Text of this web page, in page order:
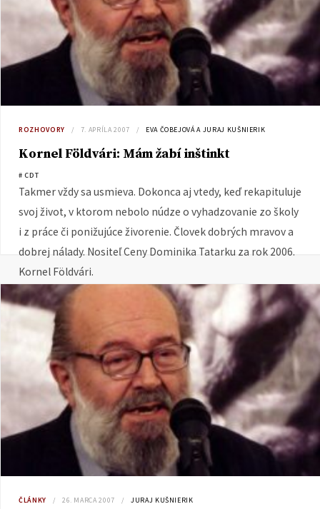
ROZHOVORY 7. APRÍLA 2007 EVA ČOBEJOVÁ A JURAJ KUŠNIERIK
Kornel Földvári: Mám žabí inštinkt
# CDT
Takmer vždy sa usmieva. Dokonca aj vtedy, keď rekapituluje
svoj život, v ktorom nebolo núdze o vyhadzovanie zo školy
i z práce či ponižujúce živorenie. Človek dobrých mravov a
dobrej nálady. Nositeľ Ceny Dominika Tatarku za rok 2006.
Kornel Földvári.
ČLÁNKY 26. MARCA 2007 JURAJ KUŠNIERIK